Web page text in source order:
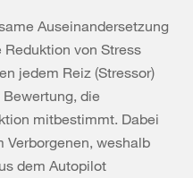
Auseinandersetzung
von Stress
jedem Reiz (Stressor)
die
mitbestimmt. Dabei
Verborgenen, weshalb
dem Autopilot